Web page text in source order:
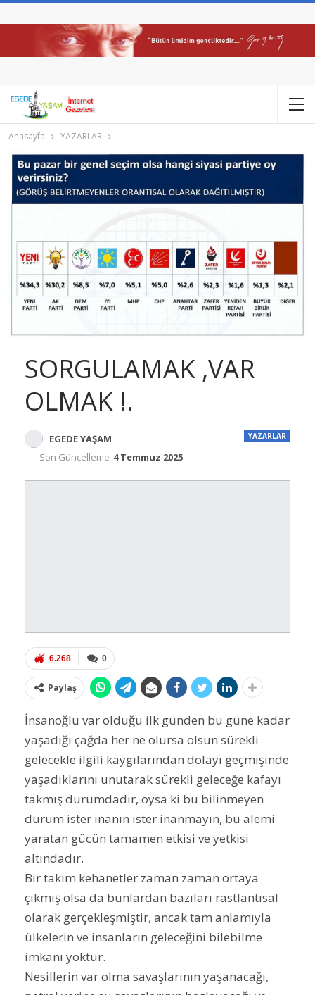
Anasayfa YAZARLAR
SORGULAMAK ,VAR
OLMAK !.
YAZARLAR
EGEDE YAŞAM
Son Güncelleme 4 Temmuz 2025
0
6.268
Paylaş
İnsanoğlu var olduğu ilk günden bu güne kadar
yaşadığı çağda her ne olursa olsun sürekli
gelecekle ilgili kaygılarından dolayı geçmişinde
yaşadıklarını unutarak sürekli geleceğe kafayı
takmış durumdadır, oysa ki bu bilinmeyen
durum ister inanın ister inanmayın, bu alemi
yaratan gücün tamamen etkisi ve yetkisi
altındadır.
Bir takım kehanetler zaman zaman ortaya
çıkmış olsa da bunlardan bazıları rastlantısal
olarak gerçekleşmiştir, ancak tam anlamıyla
ülkelerin ve insanların geleceğini bilebilme
imkanı yoktur.
Nesillerin var olma savaşlarının yaşanacağı,